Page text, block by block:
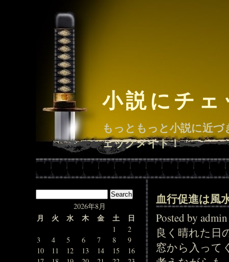
小説にチ
もっともっと小説に近
ェックメイト！
2026年8月
月 火 水 木 金 土 日
1
2
3
4 5 6 7 8
9
10
11 12 13 14 15
16
血行促進は風
Posted by
良く晴れた日
窓から入って